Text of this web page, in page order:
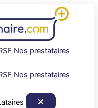
Nos prestataires
Nos prestataires